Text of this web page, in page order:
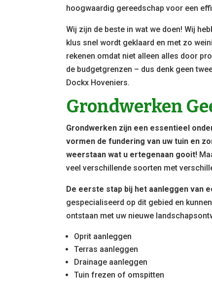
hoogwaardig gereedschap voor een
Wij zijn de beste in wat we doen! Wij
klus snel wordt geklaard en met zo
rekenen omdat niet alleen alles door
de budgetgrenzen – dus denk geen
Dockx Hoveniers.
Grondwerken
Grondwerken zijn een essentieel
vormen de fundering van uw tuin en
weerstaan wat u ertegenaan gooit!
veel verschillende soorten met
De eerste stap bij het aanleggen van
gespecialiseerd op dit gebied en
ontstaan met uw nieuwe
Oprit aanleggen
Terras aanleggen
Drainage aanleggen
Tuin frezen of omspitten